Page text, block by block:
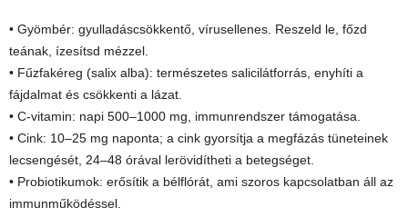
• Gyömbér: gyulladáscsökkentő, vírusellenes. Reszeld le, főzd
teának, ízesítsd mézzel.
• Fűzfakéreg (salix alba): természetes salicilátforrás, enyhíti a
fájdalmat és csökkenti a lázat.
• C-vitamin: napi 500–1000 mg, immunrendszer támogatása.
• Cink: 10–25 mg naponta; a cink gyorsítja a megfázás tüneteinek
lecsengését, 24–48 órával lerövidítheti a betegséget.
• Probiotikumok: erősítik a bélflórát, ami szoros kapcsolatban áll az
immunműködéssel.